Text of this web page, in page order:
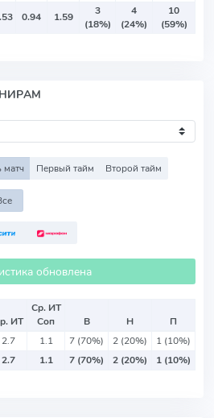
0.94 1.59
3
(18%)
4
(24%)
10
(59%)
матч Первый тайм Второй тайм
обновлена
ИТ
Ср. ИТ
Соп
В Н
П
2.7 1.1 7 (70%) 2 (20%)
1 (10%)
2.7 1.1 7 (70%) 2 (20%) 1 (10%)